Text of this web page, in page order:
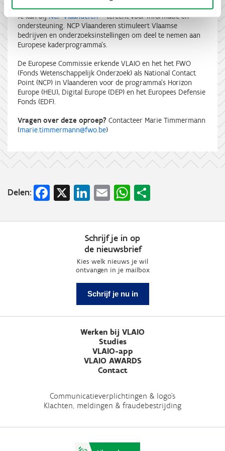
Je kan bijNCPVlaanderen
terecht voor informatie en
ondersteuning. NCP Vlaanderen stimuleert Vlaamse
bedrijven en onderzoeksinstellingen om deel te nemen aan
Europese kaderprogramma's.
De Europese Commissie erkende VLAIO en het het FWO
(Fonds Wetenschappelijk Onderzoek) als National Contact
Point (NCP) in Vlaanderen voor de programma's Horizon
Europe (HEU), Digital Europe (DEP) en het Europees Defensie
Fonds (EDF).
Vragen over deze oproep? Contacteer Marie Timmermann
(marie.timmermann@fwo.be)
Delen: Facebook
X LinkedIn
EmailWhatsApp
Schrijf je in op
de nieuwsbrief
Kies welk nieuws je wil
ontvangen in je mailbox
Schrijf je nu in
Werken bij VLAIO
Studies
VLAIO-app
VLAIO AWARDS
Contact
Communicatieverplichtingen & logo's
Klachten, meldingen & fraudebestrijding